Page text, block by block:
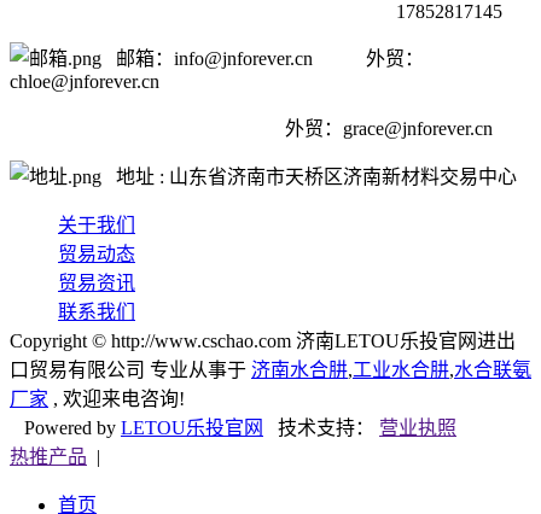
17852817145
邮箱：info@jnforever.cn 外贸：
chloe@jnforever.cn
外贸： grace@jnforever.cn
地址 : 山东省济南市天桥区济南新材料交易中心
关于我们
贸易动态
贸易资讯
联系我们
Copyright © http://www.cschao.com 济南LETOU乐投官网进出
口贸易有限公司 专业从事于 济南水合肼,工业水合肼,水合联氨
厂家 , 欢迎来电咨询!
Powered by LETOU乐投官网 技术支持： 营业执照
热推产品 |
首页